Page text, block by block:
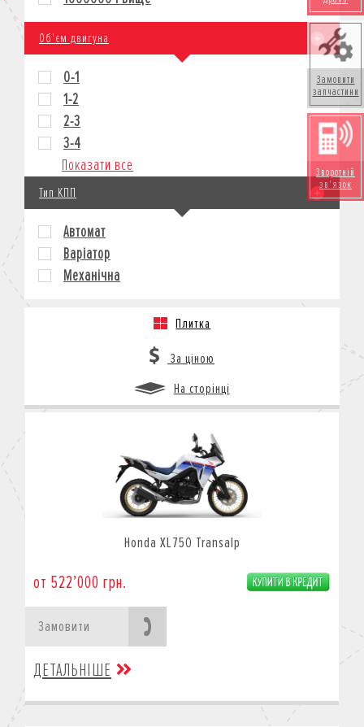
Замовити
запчастини
Зворотній
зв'язок
Об'єм двигуна
0-1
1-2
2-3
3-4
Показати все
Тип КПП
Автомат
Варіатор
Механічна
Плитка
За ціною
На сторінці
Honda XL750 Transalp
от 522’000 грн.
Замовити
ДЕТАЛЬНІШЕ